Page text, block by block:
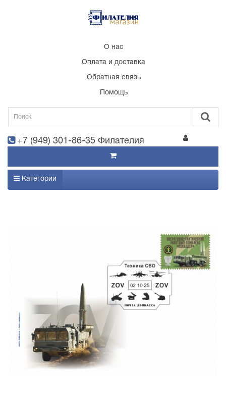
О нас
Оплата и доставка
Обратная связь
Помощь
+7 (949) 301-86-35 Филателия
Категории